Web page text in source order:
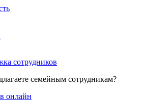
сотрудников
семейным сотрудникам?
онлайн